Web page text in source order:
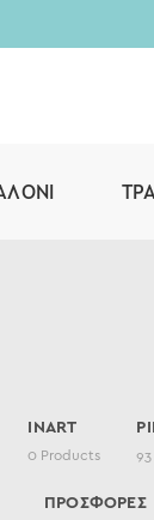
INART
0 Products 93
ΠΡΟΣΦΟΡΕΣ